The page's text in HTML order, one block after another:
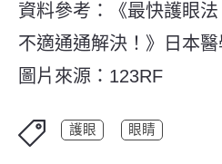
資料參考：《最快護眼
不適通通解決！》日本
圖片來源：123RF
護眼 眼睛